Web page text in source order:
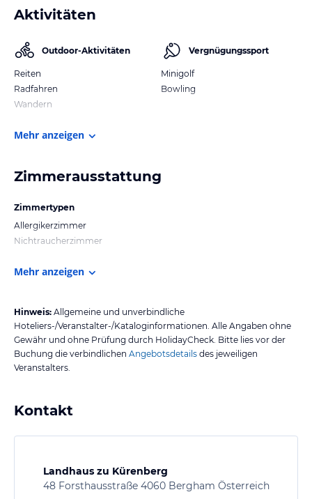
Aktivitäten
Outdoor-Aktivitäten
Reiten
Radfahren
Wandern
Vergnügungssport
Minigolf
Bowling
Mehr anzeigen
Zimmerausstattung
Zimmertypen
Allergikerzimmer
Nichtraucherzimmer
Mehr anzeigen
Hinweis: Allgemeine und unverbindliche
Hoteliers-/Veranstalter-/Kataloginformationen. Alle Angaben ohne
Gewähr und ohne Prüfung durch HolidayCheck. Bitte lies vor der
Buchung die verbindlichen Angebotsdetails des jeweiligen
Veranstalters.
Kontakt
Landhaus zu Kürenberg
48 Forsthausstraße 4060 Bergham Österreich